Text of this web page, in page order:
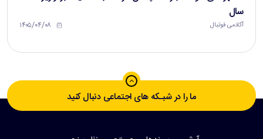
سال
آکادمی فوتبال ۱۴۰۵/۰۴/۰۸
ما را در شبـکه های اجتماعی دنبال کنید